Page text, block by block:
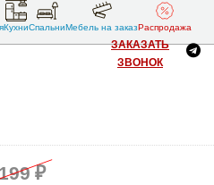
КухниСпальниМебель на заказРаспродажа
ЗАКАЗАТЬ
ЗВОНОК
₽